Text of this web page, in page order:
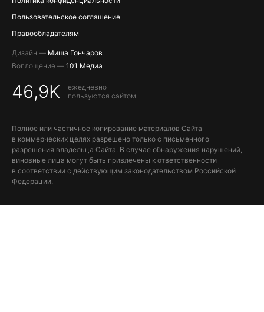
Пользовательское соглашение
Правообладателям
Дизайн — Миша Гончаров
Воплощение — 101 Медиа
46,9K
ежедневно
пользуются сайтом
Полное или частичное копирование материалов Сайта
в коммерческих целях разрешено только с письменного
разрешения владельца Сайта. В случае обнаружения нарушений,
виновные лица могут быть привлечены к ответственности
в соответствии с действующим законодательством Российской
Федерации.